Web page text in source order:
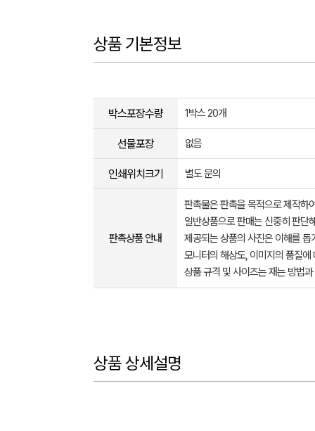
상품 기본정보
박스포장수량 1박스 20개
선물포장 없음
인쇄위치크기 별도 문의
판촉상품 안내
판촉물은 판촉을 목적으로 제작하
일반상품으로 판매는 신중히 판단
제공되는 상품의 사진은 이해를
모니터의 해상도, 이미지의 품질
상품 규격 및 사이즈는 재는 방법
상품 상세설명